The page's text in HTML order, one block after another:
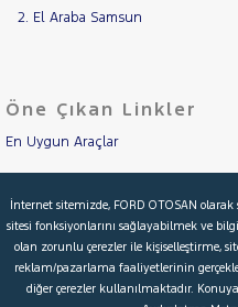
KIA
MINI
MITSUBISHI
MOTORSIKLET
NISSAN
OPEL
Tipi
Aktarma
Garanti
Kampanya
ve
Boya
2. El Araba Samsun
Öne Çıkan Linkler
En Uygun Araçlar
İkinci El Garanti
Kampanyalar
İnternet sitemizde, FORD OTOSAN
sitesi fonksiyonlarını sağlayabilmek ve
olan zorunlu çerezler ile kişiselleştirme,
reklam/pazarlama faaliyetlerinin
diğer çerezler kullanılmaktadır.